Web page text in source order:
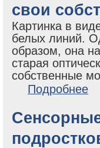
свои
Картинка в
белых линий.
образом, она
старая
собственные
Подробнее